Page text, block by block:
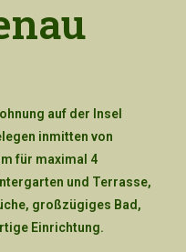
auf der Insel
inmitten von
für maximal 4
und Terrasse,
großzügiges Bad,
Einrichtung.